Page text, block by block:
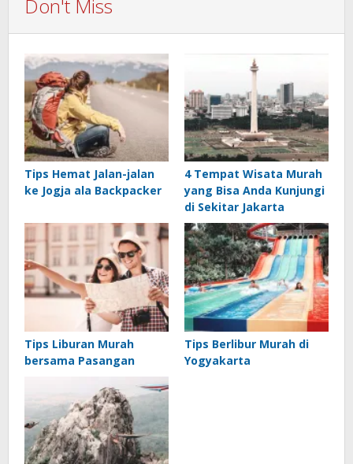
Don't Miss
Tips Hemat Jalan-jalan
ke Jogja ala Backpacker
4 Tempat Wisata Murah
yang Bisa Anda Kunjungi
di Sekitar Jakarta
Tips Liburan Murah
bersama Pasangan
Tips Berlibur Murah di
Yogyakarta